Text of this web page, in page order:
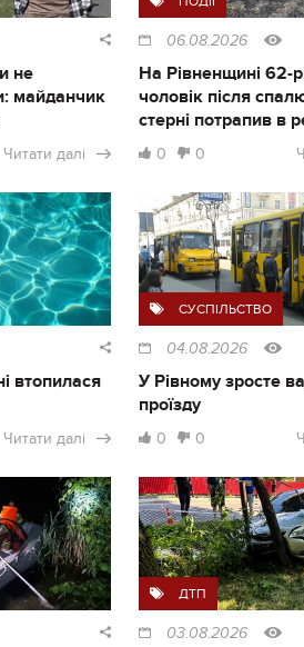
не
майданчик
Читати далі
06.08.2026
На Рівненщині 62-
чоловік після
стерні потрапив в
0 0
втопилася
Читати далі
СУСПІЛЬСТВО
04.08.2026
У Рівному зросте
проїзду
0 0
ДТП
03.08.2026